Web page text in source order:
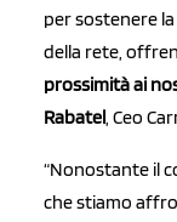
per sostenere
della rete,
prossimità ai
Rabatel, Ceo
“Nonostante il
che stiamo